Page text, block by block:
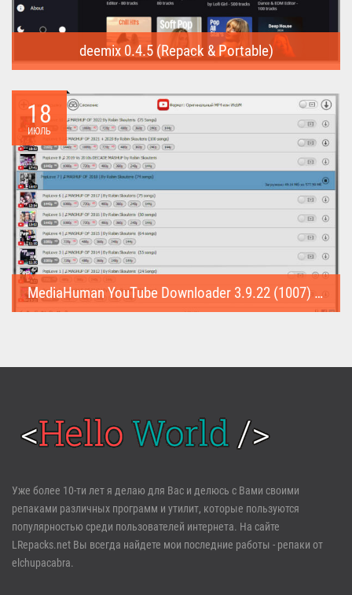
deemix 0.4.5 (Repack & Portable)
треки...
18
ИЮЛЬ
MediaHuman YouTube Downloader 3.9.22 (1007) (Repack & Portable)
Войти
Регистрация
Забыли пароль?
Уже более 10-ти лет я делаю для Вас и делюсь с Вами своими
репаками различных программ и утилит, которые пользуются
популярностью среди пользователей интернета. На сайте
LRepacks.net Вы всегда найдете мои последние работы - репаки от
elchupacabra.